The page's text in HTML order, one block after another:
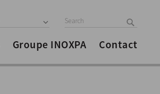
Groupe INOXPA Contact